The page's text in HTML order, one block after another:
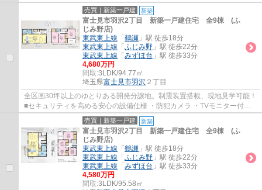
シーに配慮しながら洗濯物を干せる、使い勝...
売買｜新築一戸建 新築
富士見市羽沢2丁目 新築一戸建住宅 全9棟 (ふ
じみ野店)
東武東上線 「 鶴瀬 」駅 徒歩18分
東武東上線 「 ふじみ野 」駅 徒歩22分
東武東上線 「 みずほ台 」駅 徒歩33分
4,680万円
間取:3LDK/94.77㎡
埼玉県富士見市羽沢 ２丁目
全区画30坪以上のゆとりある開発分譲地。制震装置搭載、現地見学可能！
■セキュリティを高める安心の設備仕様 ・防犯カメラ ・TVモニター付イ
ンターホン ・人感センサー付玄関灯 ・全...
売買｜新築一戸建 新築
富士見市羽沢2丁目 新築一戸建住宅 全9棟 (ふ
じみ野店)
東武東上線 「 鶴瀬 」駅 徒歩18分
東武東上線 「 ふじみ野 」駅 徒歩22分
東武東上線 「 みずほ台 」駅 徒歩33分
4,580万円
間取:3LDK/95.58㎡